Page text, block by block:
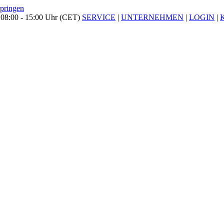
- 15:00 Uhr (CET) SERVICE | UNTERNEHMEN | LOGIN |